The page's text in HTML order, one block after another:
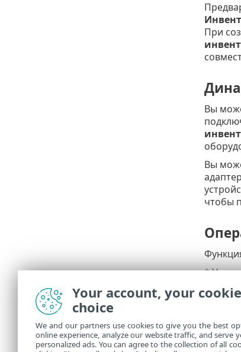
При
Вы
Вы
чтобы
*
Red
Your account, your
choice
We and our partners use cookies to give you the best
online experience, analyze our website traffic, and serve
personalized ads. You can agree to the collection of all